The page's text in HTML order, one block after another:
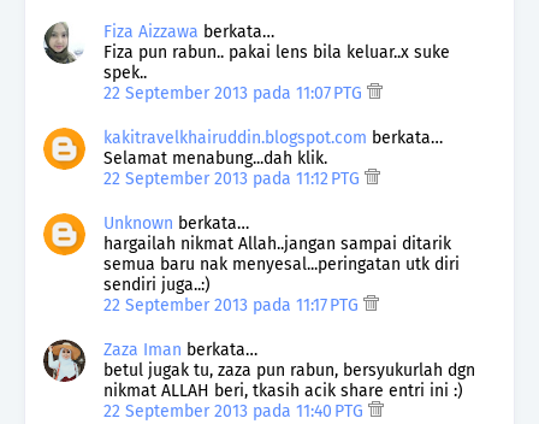
Fiza Aizzawa berkata…
Fiza pun rabun.. pakai lens bila keluar..x suke
spek..
22 September 2013 pada 11:07 PTG
kakitravelkhairuddin.blogspot.com berkata…
Selamat menabung...dah klik.
22 September 2013 pada 11:12 PTG
Unknown berkata…
hargailah nikmat Allah..jangan sampai ditarik
semua baru nak menyesal...peringatan utk diri
sendiri juga..:)
22 September 2013 pada 11:17 PTG
Zaza Iman berkata…
betul jugak tu, zaza pun rabun, bersyukurlah dgn
nikmat ALLAH beri, tkasih acik share entri ini :)
22 September 2013 pada 11:40 PTG